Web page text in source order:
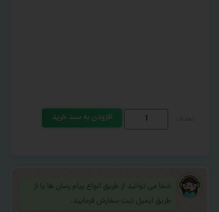
افزودن به سبد خرید
شما می توانید از طریق انواع پیام رسان ها یا از
طریق ایمیل ثبت سفارش فرمایید.